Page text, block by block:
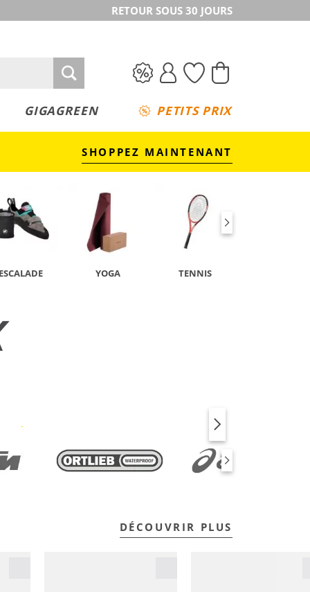
RETOUR SOUS 30 JOURS
GIGAGREEN PETITS PRIX
SHOPPEZ MAINTENANT
YOGA TENNIS
VÉLO
DÉCOUVRIR PLUS